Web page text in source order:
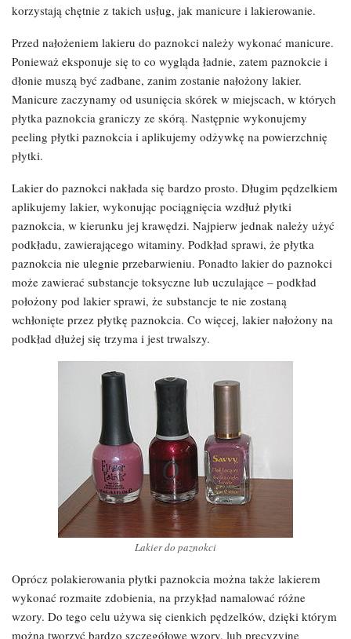
korzystają chętnie z takich usług, jak manicure i lakierowanie.
Przed nałożeniem lakieru do paznokci należy wykonać manicure.
Ponieważ eksponuje się to co wygląda ładnie, zatem paznokcie i
dłonie muszą być zadbane, zanim zostanie nałożony lakier.
Manicure zaczynamy od usunięcia skórek w miejscach, w których
płytka paznokcia graniczy ze skórą. Następnie wykonujemy
peeling płytki paznokcia i aplikujemy odżywkę na powierzchnię
płytki.
Lakier do paznokci nakłada się bardzo prosto. Długim pędzelkiem
aplikujemy lakier, wykonując pociągnięcia wzdłuż płytki
paznokcia, w kierunku jej krawędzi. Najpierw jednak należy użyć
podkładu, zawierającego witaminy. Podkład sprawi, że płytka
paznokcia nie ulegnie przebarwieniu. Ponadto lakier do paznokci
może zawierać substancje toksyczne lub uczulające – podkład
położony pod lakier sprawi, że substancje te nie zostaną
wchłonięte przez płytkę paznokcia. Co więcej, lakier nałożony na
podkład dłużej się trzyma i jest trwalszy.
Lakier do paznokci
Oprócz polakierowania płytki paznokcia można także lakierem
wykonać rozmaite zdobienia, na przykład namalować różne
wzory. Do tego celu używa się cienkich pędzelków, dzięki którym
można tworzyć bardzo szczegółowe wzory, lub precyzyjne